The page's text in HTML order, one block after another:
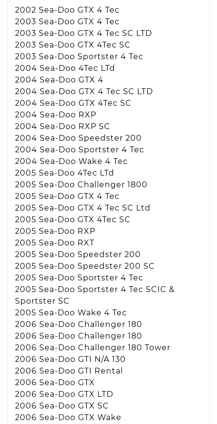
2002 Sea-Doo GTX 4 Tec
2003 Sea-Doo GTX 4 Tec
2003 Sea-Doo GTX 4 Tec SC LTD
2003 Sea-Doo GTX 4Tec SC
2003 Sea-Doo Sportster 4 Tec
2004 Sea-Doo 4Tec LTd
2004 Sea-Doo GTX 4
2004 Sea-Doo GTX 4 Tec SC LTD
2004 Sea-Doo GTX 4Tec SC
2004 Sea-Doo RXP
2004 Sea-Doo RXP SC
2004 Sea-Doo Speedster 200
2004 Sea-Doo Sportster 4 Tec
2004 Sea-Doo Wake 4 Tec
2005 Sea-Doo 4Tec LTd
2005 Sea-Doo Challenger 1800
2005 Sea-Doo GTX 4 Tec
2005 Sea-Doo GTX 4 Tec SC Ltd
2005 Sea-Doo GTX 4Tec SC
2005 Sea-Doo RXP
2005 Sea-Doo RXT
2005 Sea-Doo Speedster 200
2005 Sea-Doo Speedster 200 SC
2005 Sea-Doo Sportster 4 Tec
2005 Sea-Doo Sportster 4 Tec SCIC &
Sportster SC
2005 Sea-Doo Wake 4 Tec
2006 Sea-Doo Challenger 180
2006 Sea-Doo Challenger 180
2006 Sea-Doo Challenger 180 Tower
2006 Sea-Doo GTI N/A 130
2006 Sea-Doo GTI Rental
2006 Sea-Doo GTX
2006 Sea-Doo GTX LTD
2006 Sea-Doo GTX SC
2006 Sea-Doo GTX Wake